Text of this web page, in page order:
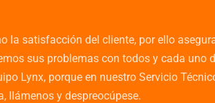
la satisfacción del cliente, por ello
sus problemas con todos y cada uno
Lynx, porque en nuestro Servicio
llámenos y despreocúpese.